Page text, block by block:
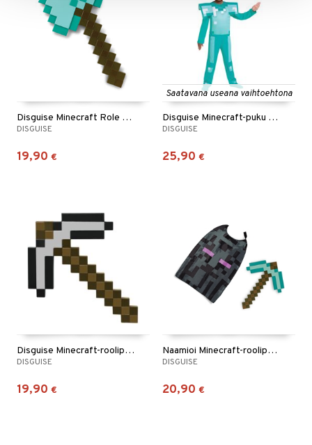
Disguise Minecraft Role Play Axe Diamond
DISGUISE
19,90 €
Saatavana useana vaihtoehtona
Disguise Minecraft-puku timanttihaarniska
DISGUISE
25,90 €
Disguise Minecraft-roolipeli Hakku Rauta
DISGUISE
19,90 €
Naamioi Minecraft-roolipelikirves ja viitta -setti
DISGUISE
20,90 €